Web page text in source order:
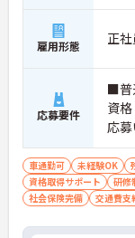
雇用形態 正
応募要件
■普
資
応募
車通勤可 未経験OK
資格取得サポート
研修
社会保険完備
交通費支